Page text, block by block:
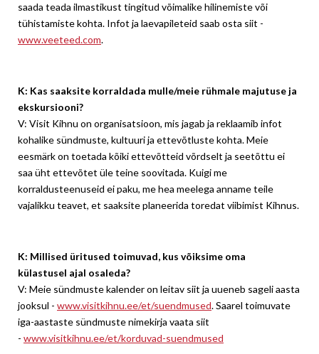
saada teada ilmastikust tingitud võimalike hilinemiste või
tühistamiste kohta. Infot ja laevapileteid saab osta siit -
www.veeteed.com.
K: Kas saaksite korraldada mulle/meie rühmale majutuse ja
ekskursiooni?
V: Visit Kihnu on organisatsioon, mis jagab ja reklaamib infot
kohalike sündmuste, kultuuri ja ettevõtluste kohta. Meie
eesmärk on toetada kõiki ettevõtteid võrdselt ja seetõttu ei
saa üht ettevõtet üle teine soovitada. Kuigi me
korraldusteenuseid ei paku, me hea meelega anname teile
vajalikku teavet, et saaksite planeerida toredat viibimist Kihnus.
K: Millised üritused toimuvad, kus võiksime oma
külastusel ajal osaleda?
V: Meie sündmuste kalender on leitav siit ja uueneb sageli aasta
jooksul - www.visitkihnu.ee/et/suendmused. Saarel toimuvate
iga-aastaste sündmuste nimekirja vaata siit
- www.visitkihnu.ee/et/korduvad-suendmused